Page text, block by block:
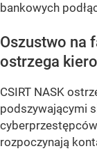
bankowych
Oszustwo na
ostrzega
CSIRT NASK
podszywającymi
rozpoczynają